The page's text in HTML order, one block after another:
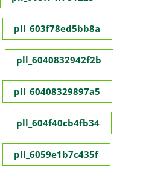
pll_603f78ed5bb8a
pll_6040832942f2b
pll_60408329897a5
pll_604f40cb4fb34
pll_6059e1b7c435f